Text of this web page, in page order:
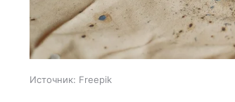
Источник: Freepik